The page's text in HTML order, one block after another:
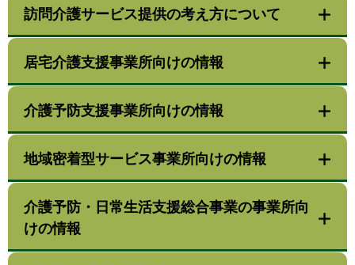
訪問介護サービス提供の考え方について
居宅介護支援事業所向けの情報
介護予防支援事業所向けの情報
地域密着型サービス事業所向けの情報
介護予防・日常生活支援総合事業の事業所向
けの情報